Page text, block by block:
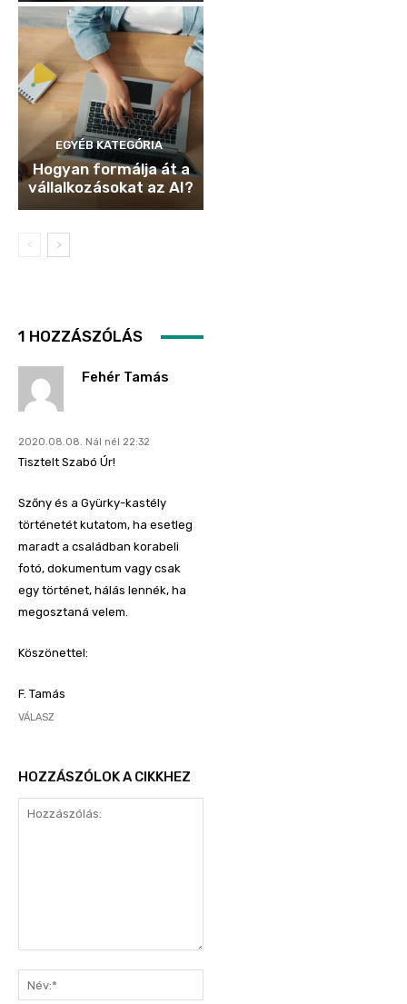
EGYÉB KATEGÓRIA
Hogyan formálja át a
vállalkozásokat az AI?
1 HOZZÁSZÓLÁS
Fehér Tamás
2020.08.08. Nál nél 22:32
Tisztelt Szabó Úr!
Szőny és a Gyürky-kastély
történetét kutatom, ha esetleg
maradt a családban korabeli
fotó, dokumentum vagy csak
egy történet, hálás lennék, ha
megosztaná velem.
Köszönettel:
F. Tamás
VÁLASZ
HOZZÁSZÓLOK A CIKKHEZ